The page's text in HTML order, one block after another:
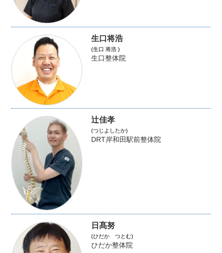
生口将浩
(生口 将浩 )
生口整体院
辻佳孝
(つじよしたか)
DRT岸和田駅前整体院
日髙努
(ひだか つとむ)
ひだか整体院